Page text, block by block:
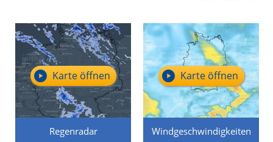
Regenradar
Karte öffnen
Windgeschwindigkeiten
Karte öffnen